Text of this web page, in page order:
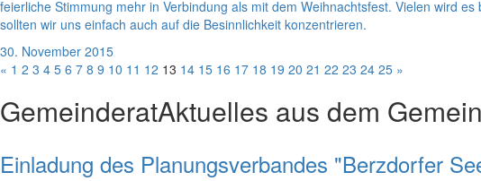
feierliche Stimmung mehr in Verbindung als mit dem Weihnachtsfest. Vielen wird
sollten wir uns einfach auch auf die Besinnlichkeit konzentrieren.
30. November 2015
« 1 2 3 4 5 6 7 8 9 10 11 12 13 14 15 16 17 18 19 20 21 22 23 24 25 »
GemeinderatAktuelles aus dem
Einladung des Planungsverbandes "Berzdorfer